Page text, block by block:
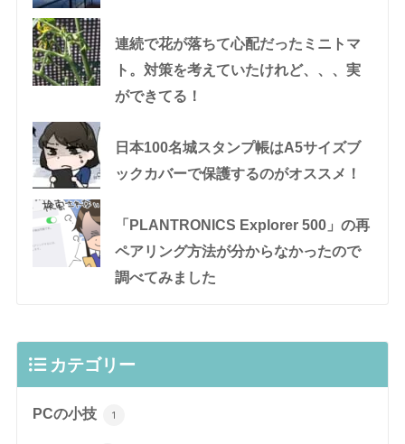
連続で花が落ちて心配だったミニトマ
ト。対策を考えていたけれど、、、実
ができてる！
日本100名城スタンプ帳はA5サイズブ
ックカバーで保護するのがオススメ！
「PLANTRONICS Explorer 500」の再
ペアリング方法が分からなかったので
調べてみました
カテゴリー
PCの小技 1